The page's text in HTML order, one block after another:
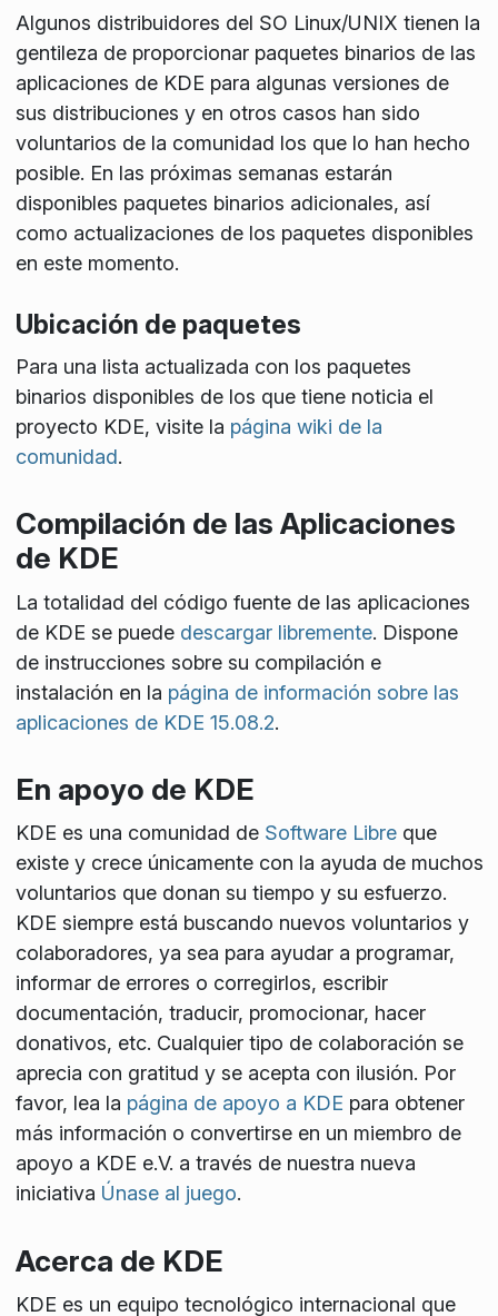
Algunos distribuidores del SO Linux/UNIX tienen la
gentileza de proporcionar paquetes binarios de las
aplicaciones de KDE para algunas versiones de
sus distribuciones y en otros casos han sido
voluntarios de la comunidad los que lo han hecho
posible. En las próximas semanas estarán
disponibles paquetes binarios adicionales, así
como actualizaciones de los paquetes disponibles
en este momento.
Ubicación de paquetes
Para una lista actualizada con los paquetes
binarios disponibles de los que tiene noticia el
proyecto KDE, visite la página wiki de la
comunidad.
Compilación de las Aplicaciones
de KDE
La totalidad del código fuente de las aplicaciones
de KDE se puede descargar libremente. Dispone
de instrucciones sobre su compilación e
instalación en la página de información sobre las
aplicaciones de KDE 15.08.2.
En apoyo de KDE
KDE es una comunidad de Software Libreque
existe y crece únicamente con la ayuda de muchos
voluntarios que donan su tiempo y su esfuerzo.
KDE siempre está buscando nuevos voluntarios y
colaboradores, ya sea para ayudar a programar,
informar de errores o corregirlos, escribir
documentación, traducir, promocionar, hacer
donativos, etc. Cualquier tipo de colaboración se
aprecia con gratitud y se acepta con ilusión. Por
favor, lea la página de apoyo a KDE para obtener
más información o convertirse en un miembro de
apoyo a KDE e.V. a través de nuestra nueva
iniciativa Únase al juego.
Acerca de KDE
KDE es un equipo tecnológico internacional que